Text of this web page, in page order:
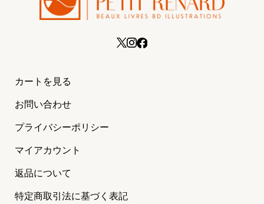
カートを見る
お問い合わせ
プライバシーポリシー
マイアカウント
返品について
特定商取引法に基づく表記